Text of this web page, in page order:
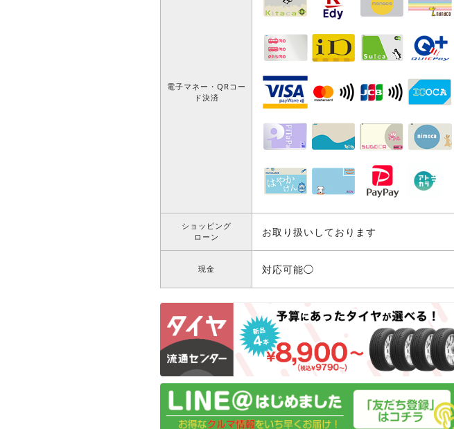
電子マネー・QRコー
ド決済
ショッピング
ローン
お取り扱いしております
現金 対応可能◯